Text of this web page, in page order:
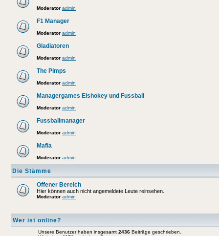
Moderator admin
F1 Manager
Moderator admin
Gladiatoren
Moderator admin
The Pimps
Moderator admin
Managergames Eishokey und Fussball
Moderator admin
Fussballmanager
Moderator admin
Mafia
Moderator admin
Die Stämme
Offener Bereich
Hier können auch nicht angemeldete Leute reinsehen.
Moderator admin
Wer ist online?
Unsere Benutzer haben insgesamt 2436 Beiträge geschrieben.